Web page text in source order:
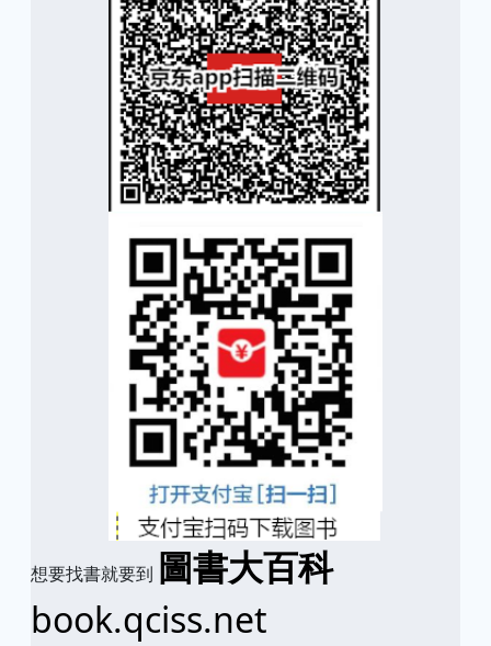
想要找書就要到 圖書大百科
book.qciss.net